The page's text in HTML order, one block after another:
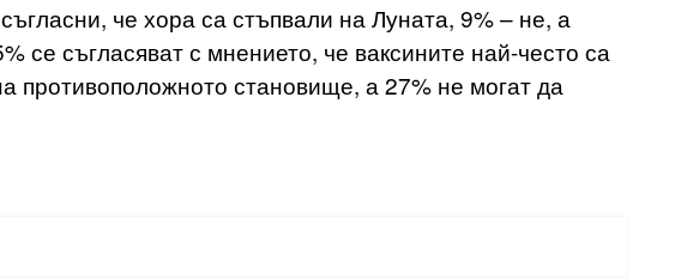
че хора са стъпвали на Луната, 9% – не, а
се съгласяват с мнението, че ваксините най-често са
противоположното становище, а 27% не могат да